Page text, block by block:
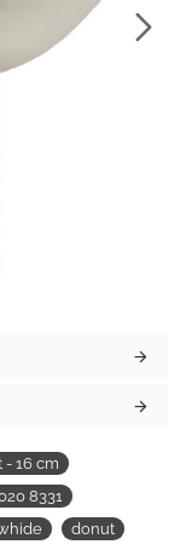
16 cm
8331
donut